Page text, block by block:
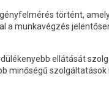
történt,
a munkavégzés
ellátását
minőségű